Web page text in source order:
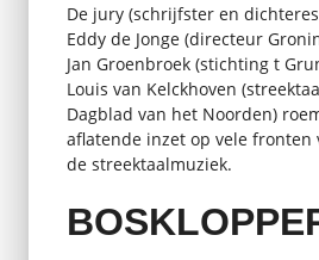
De jury (schrijfster en dichteres
Eddy de Jonge (directeur
Jan Groenbroek (stichting t
Louis van Kelckhoven
Dagblad van het Noorden)
aflatende inzet op vele fronten
de streektaalmuziek.